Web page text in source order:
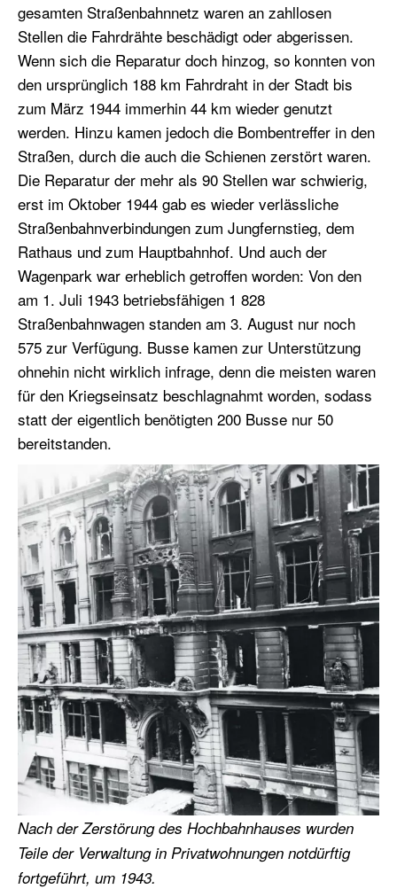
gesamten Straßenbahnnetz waren an zahllosen
Stellen die Fahrdrähte beschädigt oder abgerissen.
Wenn sich die Reparatur doch hinzog, so konnten von
den ursprünglich 188 km Fahrdraht in der Stadt bis
zum März 1944 immerhin 44 km wieder genutzt
werden. Hinzu kamen jedoch die Bombentreffer in den
Straßen, durch die auch die Schienen zerstört waren.
Die Reparatur der mehr als 90 Stellen war schwierig,
erst im Oktober 1944 gab es wieder verlässliche
Straßenbahnverbindungen zum Jungfernstieg, dem
Rathaus und zum Hauptbahnhof. Und auch der
Wagenpark war erheblich getroffen worden: Von den
am 1. Juli 1943 betriebsfähigen 1 828
Straßenbahnwagen standen am 3. August nur noch
575 zur Verfügung. Busse kamen zur Unterstützung
ohnehin nicht wirklich infrage, denn die meisten waren
für den Kriegseinsatz beschlagnahmt worden, sodass
statt der eigentlich benötigten 200 Busse nur 50
bereitstanden.
Nach der Zerstörung des Hochbahnhauses wurden
Teile der Verwaltung in Privatwohnungen notdürftig
fortgeführt, um 1943.